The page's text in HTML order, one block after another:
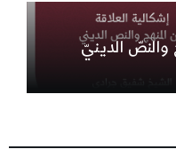
والنصّ الدينيّ